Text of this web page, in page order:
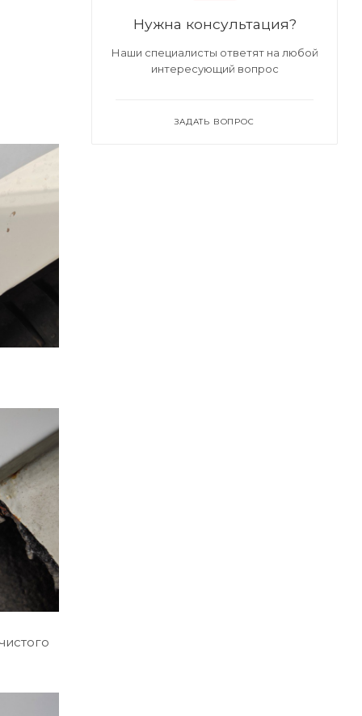
Нужна консультация?
Наши специалисты ответят на любой
интересующий вопрос
ЗАДАТЬ ВОПРОС